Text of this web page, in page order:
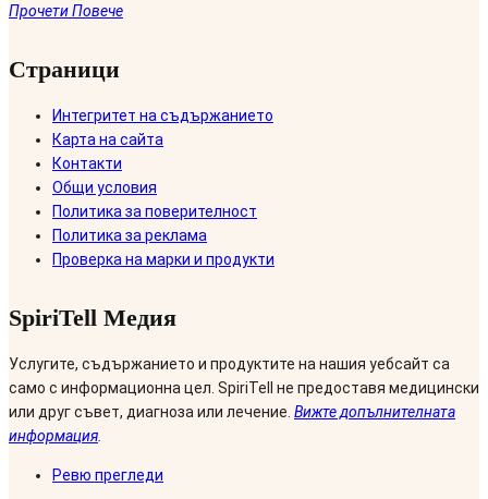
Прочети Повече
Страници
Интегритет на съдържанието
Карта на сайта
Контакти
Общи условия
Политика за поверителност
Политика за реклама
Проверка на марки и продукти
SpiriTell Медия
Услугите, съдържанието и продуктите на нашия уебсайт са
само с информационна цел. SpiriTell не предоставя медицински
или друг съвет, диагноза или лечение. Вижте допълнителната
информация.
Ревю прегледи